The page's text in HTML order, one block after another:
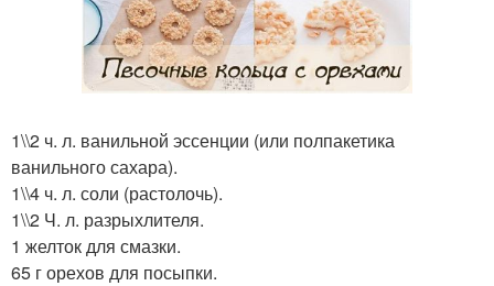
1\\2 ч. л. ванильной эссенции (или полпакетика
ванильного сахара).
1\\4 ч. л. соли (растолочь).
1\\2 Ч. л. разрыхлителя.
1 желток для смазки.
65 г орехов для посыпки.